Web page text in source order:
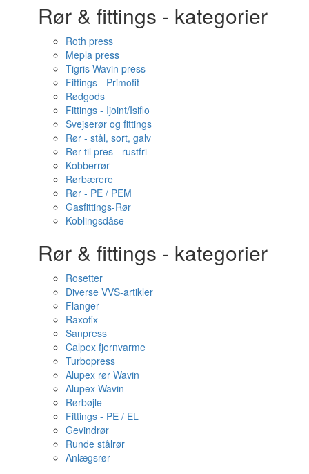
Rør & fittings - kategorier
Roth press
Mepla press
Tigris Wavin press
Fittings - Primofit
Rødgods
Fittings - Ijoint/Isiflo
Svejserør og fittings
Rør - stål, sort, galv
Rør til pres - rustfri
Kobberrør
Rørbærere
Rør - PE / PEM
Gasfittings-Rør
Koblingsdåse
Rør & fittings - kategorier
Rosetter
Diverse VVS-artikler
Flanger
Raxofix
Sanpress
Calpex fjernvarme
Turbopress
Alupex rør Wavin
Alupex Wavin
Rørbøjle
Fittings - PE / EL
Gevindrør
Runde stålrør
Anlægsrør